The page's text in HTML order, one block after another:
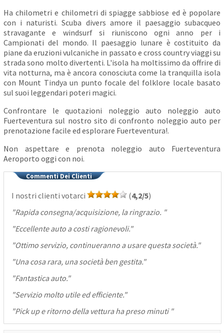
Ha chilometri e chilometri di spiagge sabbiose ed è popolare
con i naturisti. Scuba divers amore il paesaggio subacqueo
stravagante e windsurf si riuniscono ogni anno per i
Campionati del mondo. Il paesaggio lunare è costituito da
piane da eruzioni vulcaniche in passato e cross country viaggi su
strada sono molto divertenti. L'isola ha moltissimo da offrire di
vita notturna, ma è ancora conosciuta come la tranquilla isola
con Mount Tindya un punto focale del folklore locale basato
sul suoi leggendari poteri magici.
Confrontare le quotazioni noleggio auto noleggio auto
Fuerteventura sul nostro sito di confronto noleggio auto per
prenotazione facile ed esplorare Fuerteventura!.
Non aspettare e prenota noleggio auto Fuerteventura
Aeroporto oggi con noi.
Commenti Dei Clienti
I nostri clienti votarci (4,2/5)
"Rapida consegna/acquisizione, la ringrazio. "
"Eccellente auto a costi ragionevoli."
"Ottimo servizio, continueranno a usare questa società."
"Una cosa rara, una società ben gestita."
"Fantastica auto."
"Servizio molto utile ed efficiente."
"Pick up e ritorno della vettura ha preso minuti "